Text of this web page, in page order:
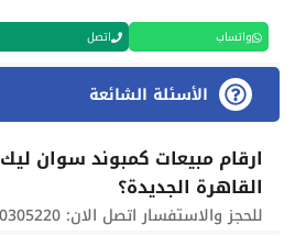
واتساب اتصل
الأسئلة الشائعة
ارقام مبيعات كمبوند سوان ليك
القاهرة الجديدة؟
للحجز والاستفسار اتصل الان: 01040305220